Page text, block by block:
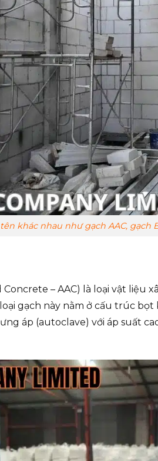
khác nhau như gạch AAC,
– AAC) là loại vật liệu
gạch này nằm ở cấu trúc
áp (autoclave) với áp suất